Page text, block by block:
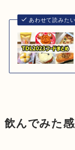
あわせて読みたい
飲んでみた